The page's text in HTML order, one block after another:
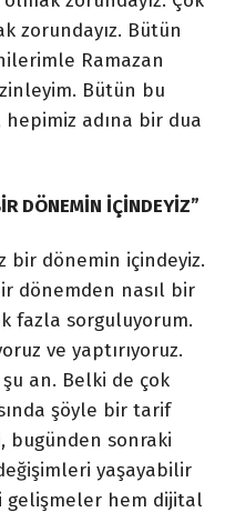
zorundayız. Bütün
Ramazan
Bütün bu
adına bir dua
DÖNEMİN İÇİNDEYİZ”
bir dönemin içindeyiz.
dönemden nasıl bir
fazla sorguluyorum.
ve yaptırıyoruz.
an. Belki de çok
şöyle bir tarif
bugünden sonraki
yaşayabilir
gelişmeler hem dijital